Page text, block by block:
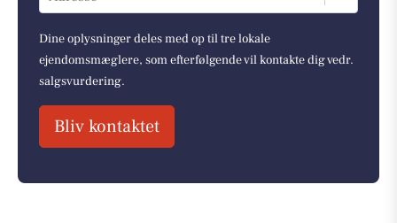
Dine oplysninger deles med op til tre lokale
ejendomsmæglere, som efterfølgende vil kontakte dig vedr.
salgsvurdering.
Bliv kontaktet